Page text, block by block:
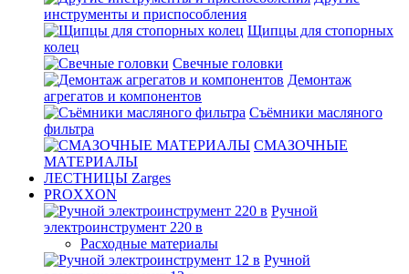
инструменты и приспособления
Щипцы для стопорных
колец
Свечные головки
Демонтаж
агрегатов и компонентов
Съёмники масляного
фильтра
СМАЗОЧНЫЕ
МАТЕРИАЛЫ
ЛЕСТНИЦЫ Zarges
PROXXON
Ручной
электроинструмент 220 в
Расходные материалы
Ручной